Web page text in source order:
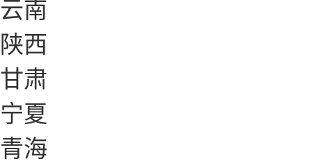
云南
陕西
甘肃
宁夏
青海